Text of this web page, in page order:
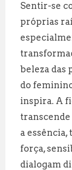
ai
l
s
A
p
p
Sentir-se
próprias
beleza das
do
inspira. A
transcende
a
força,
dialogam